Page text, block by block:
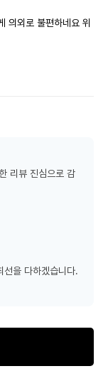
의외로 불편하네요 위
리뷰 진심으로 감
선을 다하겠습니다.